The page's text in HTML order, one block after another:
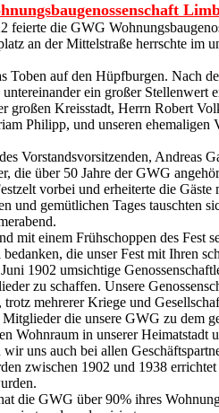
feierte die GWG
an der Mit­telstraße herrschte im
Toben auf den Hüpfburgen. Nach
ein großer Stellenwert
großen Kreisstadt, Herrn Robert
Philipp, und unseren
Vorstandsvorsitzenden, Andreas
die über 50 Jahre der GWG
vorbei und erheiterte die Gäste
und gemütlichen Tages tauschten
mit einem Frühschoppen des Fest
die unser Fest mit Ihren
1902 umsichti­ge
zu schaffen. Unsere
mehrerer Kriege und
die unsere GWG zu dem
Wohnraum in unserer
uns auch bei allen
zwischen 1902 und 1938
die GWG über 90% ihres